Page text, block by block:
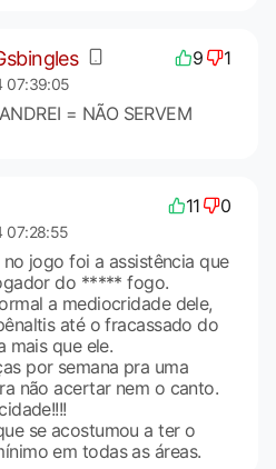
9 1
07:39:05
= NÃO SERVEM
11 0
07:28:55
jogo foi a assistência que
do ***** fogo.
a mediocridade dele,
até o fracassado do
mais que ele.
por semana pra uma
não acertar nem o canto.
se acostumou a ter o
em todas as áreas.